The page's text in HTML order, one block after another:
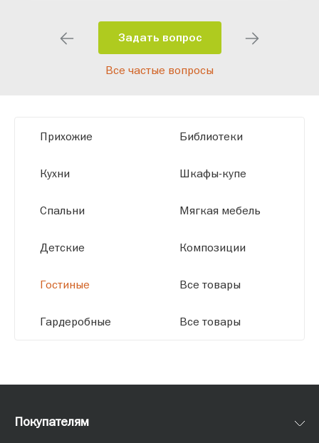
помещения и личные пожелания.
Благодаря современному
высокотехнологичному оборудованию
размерам.
Задать вопрос
Все частые вопросы
Прихожие
Кухни
Спальни
Детские
Гостиные
Гардеробные
Библиотеки
Шкафы-купе
Мягкая мебель
Композиции
Все товары
Все товары
Покупателям